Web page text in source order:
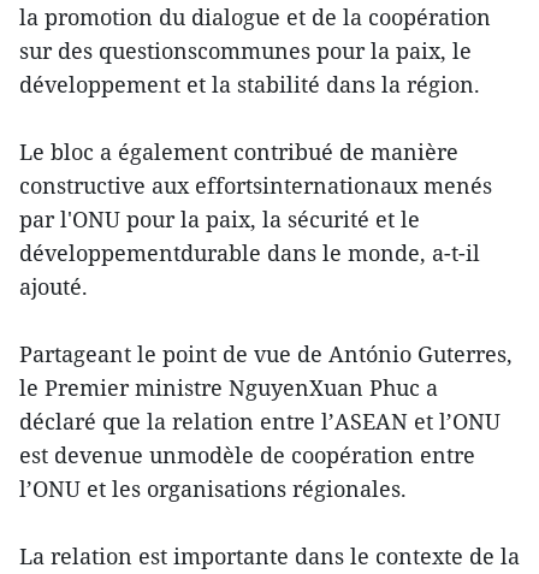
la promotion du dialogue et de la coopération
sur des questionscommunes pour la paix, le
développement et la stabilité dans la région.
Le bloc a également contribué de manière
constructive aux effortsinternationaux menés
par l'ONU pour la paix, la sécurité et le
développementdurable dans le monde, a-t-il
ajouté.
Partageant le point de vue de António Guterres,
le Premier ministre NguyenXuan Phuc a
déclaré que la relation entre l’ASEAN et l’ONU
est devenue unmodèle de coopération entre
l’ONU et les organisations régionales.
La relation est importante dans le contexte de la